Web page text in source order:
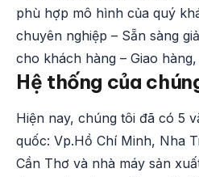
phù hợp mô hình của quý
chuyên nghiệp – Sẵn sàng
cho khách hàng – Giao
Hệ thống của
Hiện nay, chúng tôi đã có 5
quốc: Vp.Hồ Chí Minh, Nha
Cần Thơ và nhà máy sản